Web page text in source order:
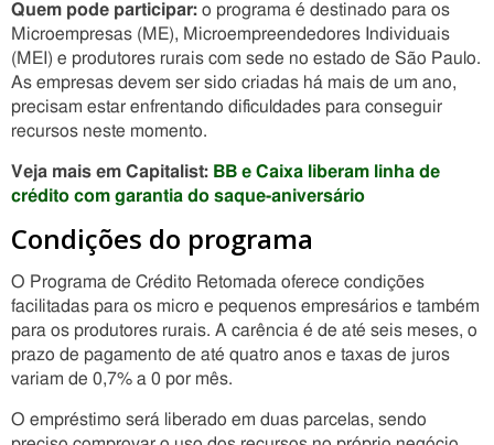
Quem pode participar: o programa é destinado para os
Microempresas (ME), Microempreendedores Individuais
(MEI) e produtores rurais com sede no estado de São Paulo.
As empresas devem ser sido criadas há mais de um ano,
precisam estar enfrentando dificuldades para conseguir
recursos neste momento.
Veja mais em Capitalist: BB e Caixa liberam linha de
crédito com garantia do saque-aniversário
Condições do programa
O Programa de Crédito Retomada oferece condições
facilitadas para os micro e pequenos empresários e também
para os produtores rurais. A carência é de até seis meses, o
prazo de pagamento de até quatro anos e taxas de juros
variam de 0,7% a 0 por mês.
O empréstimo será liberado em duas parcelas, sendo